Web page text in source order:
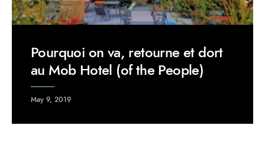
Pourquoi on va, retourne et dort
au Mob Hotel (of the People)
May 9, 2019